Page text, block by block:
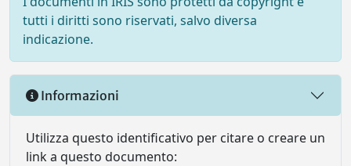
tutti i diritti sono riservati, salvo diversa
indicazione.
Informazioni
Utilizza questo identificativo per citare o creare un
link a questo documento: